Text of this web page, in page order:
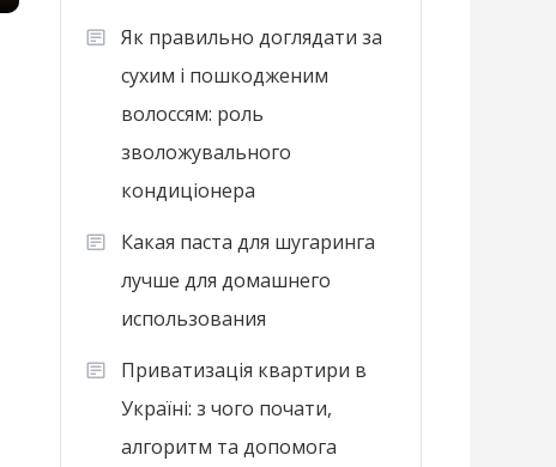
Як правильно доглядати за
сухим і пошкодженим
волоссям: роль
зволожувального
кондиціонера
Какая паста для шугаринга
лучше для домашнего
использования
Приватизація квартири в
Україні: з чого почати,
алгоритм та допомога